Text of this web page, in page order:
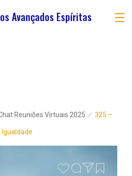
Avançados Espíritas
Reuniões Virtuais 2025 325 –
Igualdade